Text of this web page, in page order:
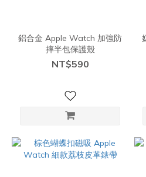
鋁合金 Apple Watch 加強防
摔半包保護殼
NT$590